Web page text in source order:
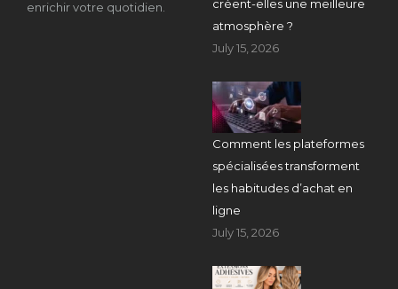
enrichir votre quotidien.
créent-elles une meilleure
atmosphère ?
July 15, 2026
Comment les plateformes
spécialisées transforment
les habitudes d’achat en
ligne
July 15, 2026